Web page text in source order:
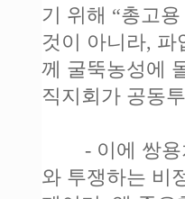
기 위해 “총고
것이 아니라, 파
께 굴뚝농성에
직지회가 공동
- 이에 쌍용차
와 투쟁하는 비